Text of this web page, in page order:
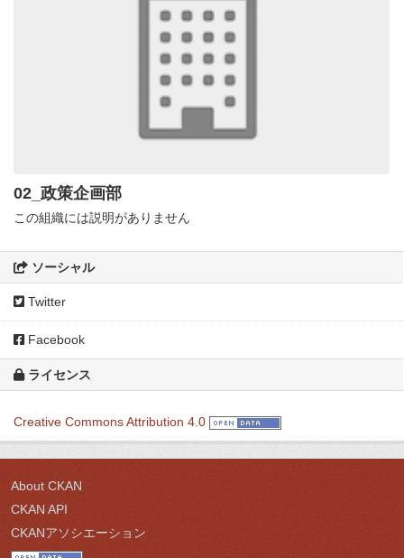
02_政策企画部
この組織には説明がありません
ソーシャル
Twitter
Facebook
ライセンス
Creative Commons Attribution 4.0
About CKAN
CKAN API
CKANアソシエーション